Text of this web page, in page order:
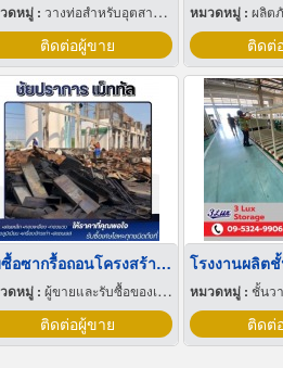
ดหมู่ : วางท่อสำหรับอุตสาหกรรมท่อ
ติดต่อผู้ขาย
หมวดหมู่ :ผลิต
ติดต่
รับซื้อซากรื้อถอนโครงสร้าง ปทุมธานี
ดหมู่ : ผู้ขายและรับซื้อของเก่าและเศษเหล็ก
ติดต่อผู้ขาย
หมวดหมู่ : ชั้นว
ติดต่